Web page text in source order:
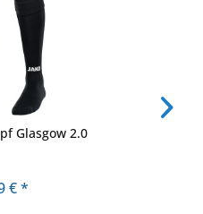
Glasgow 2.0
€ *